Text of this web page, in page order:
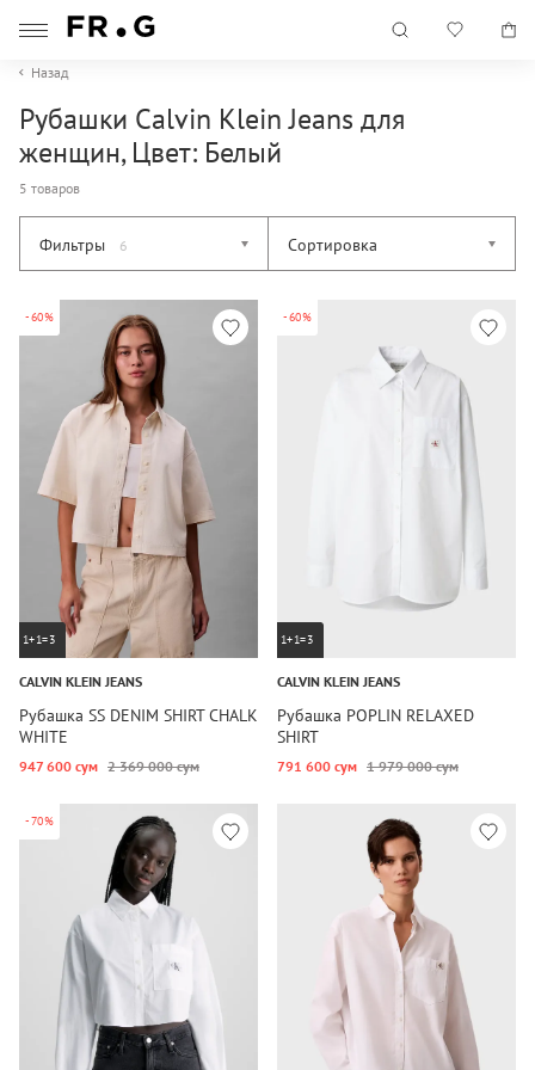
Назад
Рубашки Calvin Klein Jeans для
женщин, Цвет: Белый
5 товаров
Фильтры 6 Сортировка
-60%
1+1=3
CALVIN KLEIN JEANS
Рубашка SS DENIM SHIRT CHALK
WHITE
947 600 сум 2 369 000 сум
-60%
1+1=3
CALVIN KLEIN JEANS
Рубашка POPLIN RELAXED
SHIRT
791 600 сум 1 979 000 сум
-70%